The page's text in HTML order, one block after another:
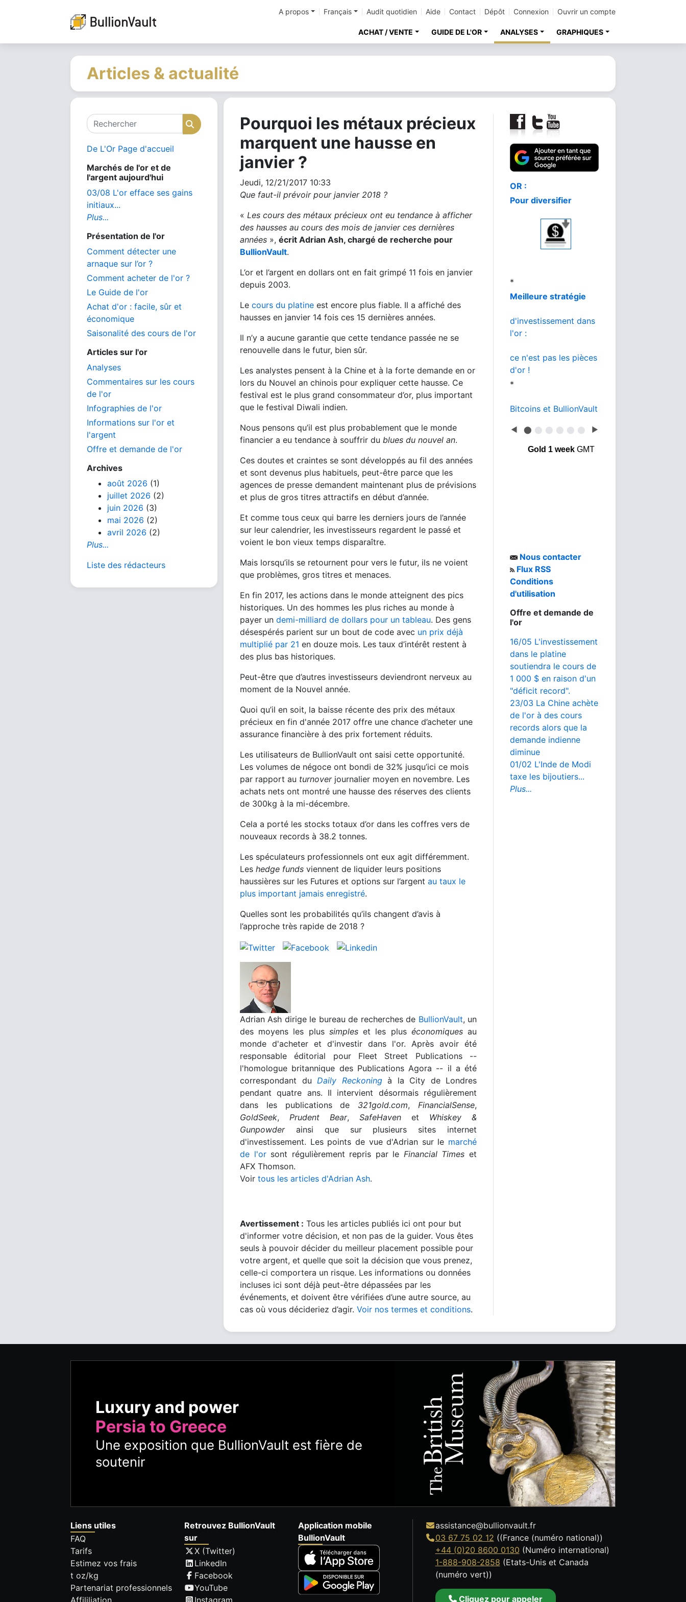
A propos Français Audit quotidien Aide Contact Dépôt Connexion Ouvrir un compte
ACHAT / VENTE GUIDE DE L'OR ANALYSES GRAPHIQUES
Articles & actualité
Rechercher Rechercher
De L'Or Page d'accueil
Marchés de l'or et de
l'argent aujourd'hui
03/08 L'or efface ses gains
initiaux...
Plus...
Présentation de l'or
Comment détecter une
arnaque sur l’or ?
Comment acheter de l'or ?
Le Guide de l'or
Achat d'or : facile, sûr et
économique
Saisonalité des cours de l'or
Articles sur l'or
Analyses
Commentaires sur les cours
de l'or
Infographies de l'or
Informations sur l'or et
l'argent
Offre et demande de l'or
Archives
août 2026 (1)
juillet 2026 (2)
juin 2026 (3)
mai 2026 (2)
avril 2026 (2)
Plus...
Liste des rédacteurs
Pourquoi les métaux précieux
marquent une hausse en
janvier ?
Jeudi, 12/21/2017 10:33
Que faut-il prévoir pour janvier 2018 ?
« Les cours des métaux précieux ont eu tendance à afficher
des hausses au cours des mois de janvier ces dernières
années », écrit Adrian Ash, chargé de recherche pour
BullionVault.
L’or et l’argent en dollars ont en fait grimpé 11 fois en janvier
depuis 2003.
Le cours du platine est encore plus fiable. Il a affiché des
hausses en janvier 14 fois ces 15 dernières années.
Il n’y a aucune garantie que cette tendance passée ne se
renouvelle dans le futur, bien sûr.
Les analystes pensent à la Chine et à la forte demande en or
lors du Nouvel an chinois pour expliquer cette hausse. Ce
festival est le plus grand consommateur d’or, plus important
que le festival Diwali indien.
Nous pensons qu’il est plus probablement que le monde
financier a eu tendance à souffrir du blues du nouvel an.
Ces doutes et craintes se sont développés au fil des années
et sont devenus plus habituels, peut-être parce que les
agences de presse demandent maintenant plus de prévisions
et plus de gros titres attractifs en début d’année.
Et comme tous ceux qui barre les derniers jours de l’année
sur leur calendrier, les investisseurs regardent le passé et
voient le bon vieux temps disparaître.
Mais lorsqu’ils se retournent pour vers le futur, ils ne voient
que problèmes, gros titres et menaces.
En fin 2017, les actions dans le monde atteignent des pics
historiques. Un des hommes les plus riches au monde à
payer un demi-milliard de dollars pour un tableau. Des gens
désespérés parient sur un bout de code avec un prix déjà
multiplié par 21 en douze mois. Les taux d’intérêt restent à
des plus bas historiques.
Peut-être que d’autres investisseurs deviendront nerveux au
moment de la Nouvel année.
Quoi qu’il en soit, la baisse récente des prix des métaux
précieux en fin d'année 2017 offre une chance d’acheter une
assurance financière à des prix fortement réduits.
Les utilisateurs de BullionVault ont saisi cette opportunité.
Les volumes de négoce ont bondi de 32% jusqu’ici ce mois
par rapport au turnoverjournalier moyen en novembre. Les
achats nets ont montré une hausse des réserves des clients
de 300kg à la mi-décembre.
Cela a porté les stocks totaux d’or dans les coffres vers de
nouveaux records à 38.2 tonnes.
Les spéculateurs professionnels ont eux agit différemment.
Les hedge funds viennent de liquider leurs positions
haussières sur les Futures et options sur l’argent au taux le
plus important jamais enregistré.
Quelles sont les probabilités qu’ils changent d’avis à
l’approche très rapide de 2018 ?
Adrian Ash dirige le bureau de recherches de BullionVault, un
des moyens les plus simpleset les plus économiquesau
monde d'acheter et d'investir dans l'or. Après avoir été
responsable éditorial pour Fleet Street Publications --
l'homologue britannique des Publications Agora -- il a été
correspondant du Daily Reckoningà la City de Londres
pendant quatre ans. Il intervient désormais régulièrement
dans les publications de 321gold.com, FinancialSense,
GoldSeek, Prudent Bear, SafeHaven et Whiskey &
Gunpowderainsi que sur plusieurs sites internet
d'investissement. Les points de vue d'Adrian sur le marché
de l'orsont régulièrement repris par le Financial Times et
AFX Thomson.
Voir tous les articles d'Adrian Ash.
Avertissement : Tous les articles publiés ici ont pour but
d'informer votre décision, et non pas de la guider. Vous êtes
seuls à pouvoir décider du meilleur placement possible pour
votre argent, et quelle que soit la décision que vous prenez,
celle-ci comportera un risque. Les informations ou données
incluses ici sont déjà peut-être dépassées par les
événements, et doivent être vérifiées d’une autre source, au
cas où vous décideriez d’agir. Voir nos termes et conditions.
Comment acheter
au meilleur prix
*
Or ou Bitcoin
◀ ⬤ ⬤ ⬤ ⬤ ⬤ ⬤ ▶
Gold 1 weekGMT
Nous contacter
Flux RSS
Conditions
d'utilisation
Offre et demande de
l'or
16/05 L'investissement
dans le platine
soutiendra le cours de
1 000 $ en raison d'un
"déficit record".
23/03 La Chine achète
de l'or à des cours
records alors que la
demande indienne
diminue
01/02 L'Inde de Modi
taxe les bijoutiers...
Plus...
Luxury and power
Persia to Greece
Une exposition que BullionVault est fière de
soutenir
Liens utiles
FAQ
Tarifs
Estimez vos frais
t oz/kg
Partenariat professionnels
Retrouvez BullionVault
sur
X (Twitter)
LinkedIn
Facebook
YouTube
Application mobile
BullionVault
assistance@bullionvault.fr
03 67 75 02 12 ((France (numéro national))
+44 (0)20 8600 0130 (Numéro international)
1-888-908-2858 (Etats-Unis et Canada
(numéro vert))
Cliquez pour appeler